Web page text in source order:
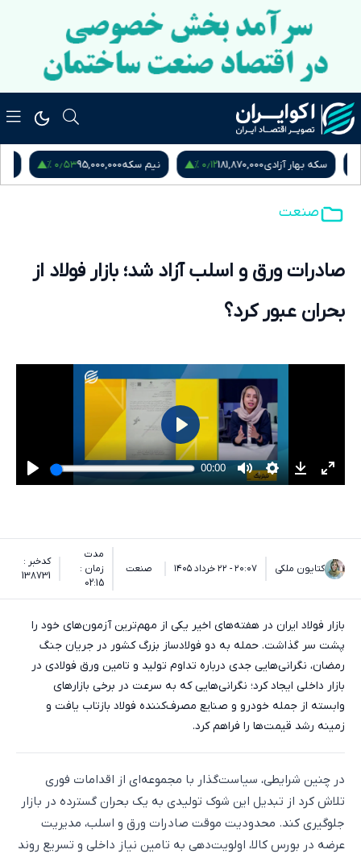
سکه بهار آزادی181,870,000۰٫۱۲ % نیم سکه95,000,000۰٫۵۳ %
صنعت
صادرات ورق و اسلب آزاد شد؛ بازار فولاد از
بحران عبور کرد؟
کتایون ملکی ۲۰:۰۷ - ۲۲ خرداد ۱۴۰۵ صنعت
مدت
زمان :
02:15
کدخبر :
138731
بازار فولاد ایران در هفته‌های اخیر یکی از مهم‌ترین آزمون‌های خود را
پشت سر گذاشت. حمله به دو فولادساز بزرگ کشور در جریان جنگ
رمضان، نگرانی‌هایی جدی درباره تداوم تولید و تامین ورق فولادی در
بازار داخلی ایجاد کرد؛ نگرانی‌هایی که به سرعت در برخی بازارهای
وابسته از جمله خودرو و صنایع مصرف‌کننده فولاد بازتاب یافت و
زمینه رشد قیمت‌ها را فراهم کرد.
در چنین شرایطی، سیاست‌گذار با مجموعه‌ای از اقدامات فوری
تلاش کرد از تبدیل این شوک تولیدی به یک بحران گسترده در بازار
جلوگیری کند. محدودیت موقت صادرات ورق و اسلب، مدیریت
عرضه در بورس کالا، اولویت‌دهی به تامین نیاز داخلی و تسریع روند